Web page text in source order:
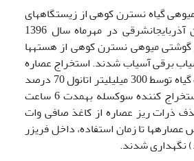
گیاه نسترن کوهی از زیستگاه­های
طبیعی خود در استان آذربایجان­شرقی در مهرماه سال 1396
میوه­ی نسترن کوهی از هسته­ها
برقی آسیاب شدند. استخراج عصاره
از 25 گرم پودر خشک گیاه توسط 300 میلی­لیتر اتانول 70 درصد
و به‏وسیله دستگاه استخراج کننده سوکسله به‏مدت 6 ساعت
ذرات ریز عصاره از کاغذ صافی وات
تا زمان استفاده، داخل فریزر